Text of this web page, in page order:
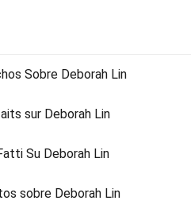
Sobre Deborah Lin
sur Deborah Lin
Su Deborah Lin
sobre Deborah Lin